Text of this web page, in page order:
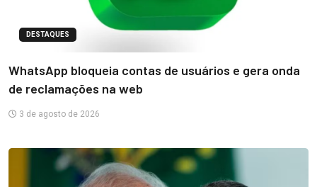
DESTAQUES
WhatsApp bloqueia contas de usuários e gera onda
de reclamações na web
3 de agosto de 2026